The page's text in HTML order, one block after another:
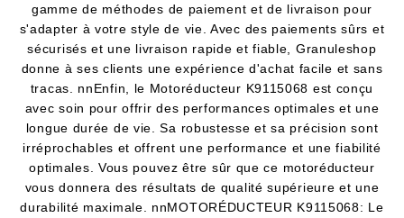
gamme de méthodes de paiement et de livraison pour
s'adapter à votre style de vie. Avec des paiements sûrs et
sécurisés et une livraison rapide et fiable, Granuleshop
donne à ses clients une expérience d'achat facile et sans
tracas. nnEnfin, le Motoréducteur K9115068 est conçu
avec soin pour offrir des performances optimales et une
longue durée de vie. Sa robustesse et sa précision sont
irréprochables et offrent une performance et une fiabilité
optimales. Vous pouvez être sûr que ce motoréducteur
vous donnera des résultats de qualité supérieure et une
durabilité maximale. nnMOTORÉDUCTEUR K9115068: Le